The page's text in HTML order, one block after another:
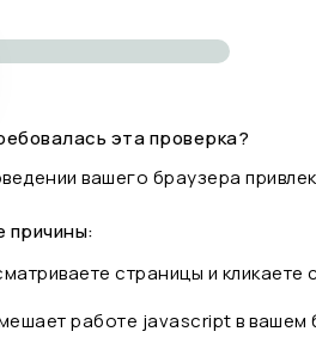
эта проверка?
вашего браузера
причины:
страницы и
работе javascript в вашем